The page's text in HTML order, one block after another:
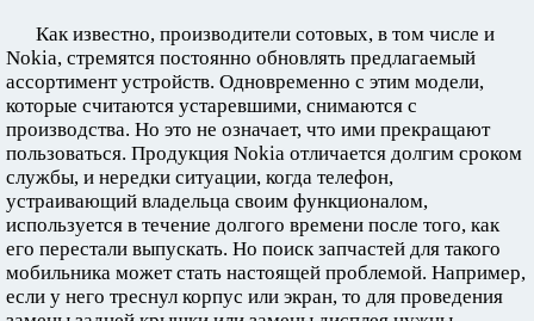
Как известно, производители сотовых, в том числе и
Nokia, стремятся постоянно обновлять предлагаемый
ассортимент устройств. Одновременно с этим модели,
которые считаются устаревшими, снимаются с
производства. Но это не означает, что ими прекращают
пользоваться. Продукция Nokia отличается долгим сроком
службы, и нередки ситуации, когда телефон,
устраивающий владельца своим функционалом,
используется в течение долгого времени после того, как
его перестали выпускать. Но поиск запчастей для такого
мобильника может стать настоящей проблемой. Например,
если у него треснул корпус или экран, то для проведения